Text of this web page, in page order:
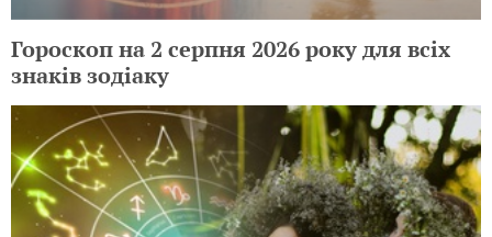
Гороскоп на 2 серпня 2026 року для всіх
знаків зодіаку